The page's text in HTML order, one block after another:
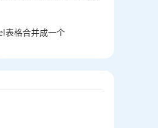
表格合并成一个